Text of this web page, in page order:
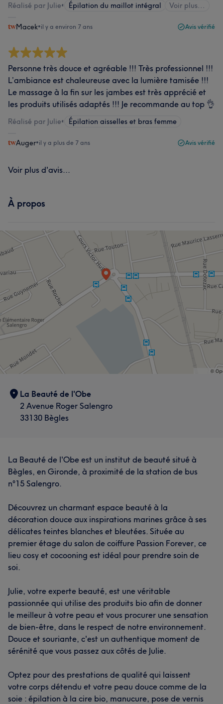
Réalisé par Julie• Épilation du maillot intégral Voir plus...
Macek•il y a environ 7 ans Avis vérifié
Personne très douce et agréable !!! Très professionnel !!!
L’ambiance est chaleureuse avec la lumière tamisée !!!
Le massage à la fin sur les jambes est très apprécié et
les produits utilisés adaptés !!! Je recommande au top 👌
Réalisé par Julie• Épilation aisselles et bras femme
Auger•il y a plus de 7 ans Avis vérifié
Voir plus d'avis...
À propos
La Beauté de l'Obe
2 Avenue Roger Salengro
33130 Bègles
La Beauté de l'Obe est un institut de beauté situé à
Bègles, en Gironde, à proximité de la station de bus
n°15 Salengro.
Découvrez un charmant espace beauté à la
décoration douce aux inspirations marines grâce à ses
délicates teintes blanches et bleutées. Située au
premier étage du salon de coiffure Passion Forever, ce
lieu cosy et cocooning est idéal pour prendre soin de
soi.
Julie, votre experte beauté, est une véritable
passionnée qui utilise des produits bio afin de donner
le meilleur à votre peau et vous procurer une sensation
de bien-être, dans le respect de notre environnement.
Douce et souriante, c'est un authentique moment de
sérénité que vous passez aux côtés de Julie.
Optez pour des prestations de qualité qui laissent
votre corps détendu et votre peau douce comme de la
soie : épilation à la cire bio, manucure, pose de vernis